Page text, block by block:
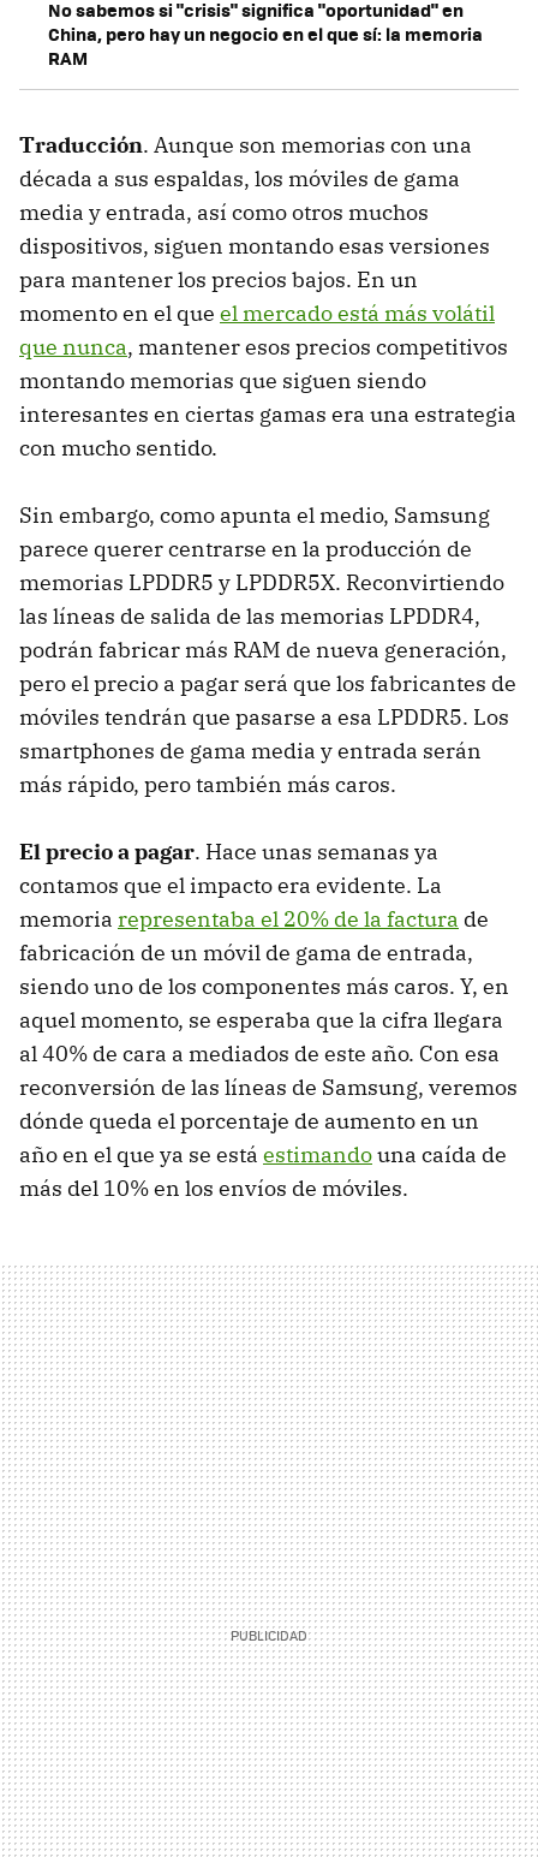
No sabemos si "crisis" significa "oportunidad" en
China, pero hay un negocio en el que sí: la memoria
RAM
Traducción. Aunque son memorias con una
década a sus espaldas, los móviles de gama
media y entrada, así como otros muchos
dispositivos, siguen montando esas versiones
para mantener los precios bajos. En un
momento en el que el mercado está más volátil
que nunca, mantener esos precios competitivos
montando memorias que siguen siendo
interesantes en ciertas gamas era una estrategia
con mucho sentido.
Sin embargo, como apunta el medio, Samsung
parece querer centrarse en la producción de
memorias LPDDR5 y LPDDR5X. Reconvirtiendo
las líneas de salida de las memorias LPDDR4,
podrán fabricar más RAM de nueva generación,
pero el precio a pagar será que los fabricantes de
móviles tendrán que pasarse a esa LPDDR5. Los
smartphones de gama media y entrada serán
más rápido, pero también más caros.
El precio a pagar. Hace unas semanas ya
contamos que el impacto era evidente. La
memoria representaba el 20% de la factura de
fabricación de un móvil de gama de entrada,
siendo uno de los componentes más caros. Y, en
aquel momento, se esperaba que la cifra llegara
al 40% de cara a mediados de este año. Con esa
reconversión de las líneas de Samsung, veremos
dónde queda el porcentaje de aumento en un
año en el que ya se está estimandouna caída de
más del 10% en los envíos de móviles.